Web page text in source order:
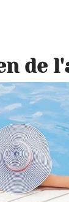
de